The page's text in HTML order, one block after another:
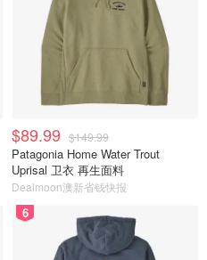
$89.99 $149.99
Patagonia Home Water Trout
Uprisal 卫衣 再生面料
Dealmoon澳新省钱快报
6